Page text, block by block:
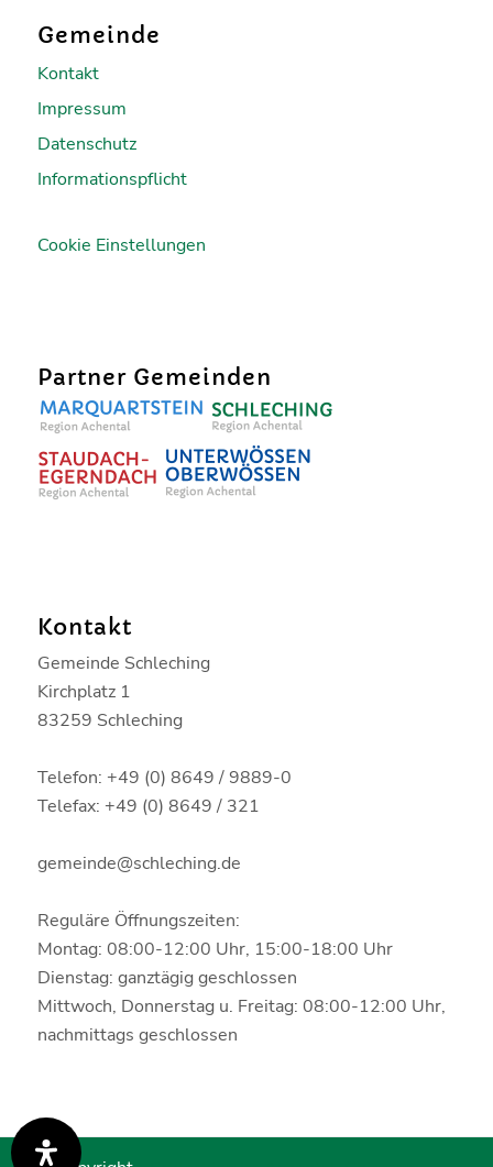
Gemeinde
Kontakt
Impressum
Datenschutz
Informationspflicht
Cookie Einstellungen
Partner Gemeinden
Kontakt
Gemeinde Schleching
Kirchplatz 1
83259 Schleching
Telefon: +49 (0) 8649 / 9889-0
Telefax: +49 (0) 8649 / 321
gemeinde@schleching.de
Reguläre Öffnungszeiten:
Montag: 08:00-12:00 Uhr, 15:00-18:00 Uhr
Dienstag: ganztägig geschlossen
Mittwoch, Donnerstag u. Freitag: 08:00-12:00 Uhr,
nachmittags geschlossen